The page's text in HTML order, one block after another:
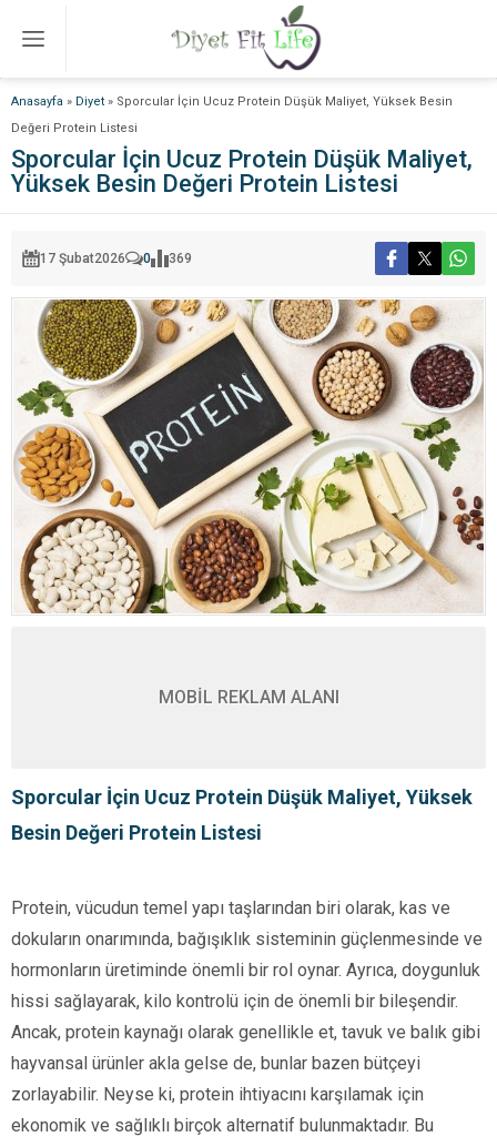
Anasayfa » Diyet » Sporcular İçin Ucuz Protein Düşük Maliyet, Yüksek Besin
Değeri Protein Listesi
Sporcular İçin Ucuz Protein Düşük Maliyet,
Yüksek Besin Değeri Protein Listesi
17 Şubat2026 0 369
MOBİL REKLAM ALANI
Sporcular İçin Ucuz Protein Düşük Maliyet, Yüksek
Besin Değeri Protein Listesi
Protein, vücudun temel yapı taşlarından biri olarak, kas ve
dokuların onarımında, bağışıklık sisteminin güçlenmesinde ve
hormonların üretiminde önemli bir rol oynar. Ayrıca, doygunluk
hissi sağlayarak, kilo kontrolü için de önemli bir bileşendir.
Ancak, protein kaynağı olarak genellikle et, tavuk ve balık gibi
hayvansal ürünler akla gelse de, bunlar bazen bütçeyi
zorlayabilir. Neyse ki, protein ihtiyacını karşılamak için
ekonomik ve sağlıklı birçok alternatif bulunmaktadır. Bu